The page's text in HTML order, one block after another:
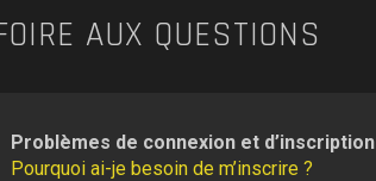
AUX QUESTIONS
Problèmes de connexion et d’inscription
Pourquoi ai-je besoin de m’inscrire ?